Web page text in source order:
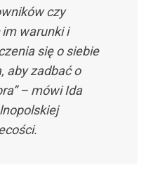
czy
warunki i
się o siebie
aby zadbać o
– mówi Ida